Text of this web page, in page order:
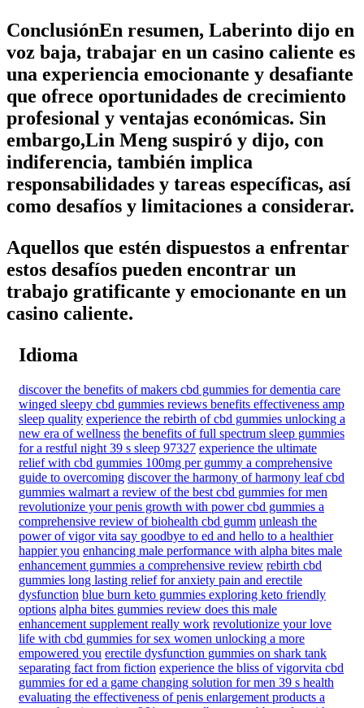
ConclusiónEn resumen, Laberinto dijo en
voz baja, trabajar en un casino caliente es
una experiencia emocionante y desafiante
que ofrece oportunidades de crecimiento
profesional y ventajas económicas. Sin
embargo,Lin Meng suspiró y dijo, con
indiferencia, también implica
responsabilidades y tareas específicas, así
como desafíos y limitaciones a considerar.
Aquellos que estén dispuestos a enfrentar
estos desafíos pueden encontrar un
trabajo gratificante y emocionante en un
casino caliente.
Idioma
discover the benefits of makers cbd gummies for dementia care
winged sleepy cbd gummies reviews benefits effectiveness amp
sleep quality experience the rebirth of cbd gummies unlocking a
new era of wellness the benefits of full spectrum sleep gummies
for a restful night 39 s sleep 97327 experience the ultimate
relief with cbd gummies 100mg per gummy a comprehensive
guide to overcoming discover the harmony of harmony leaf cbd
gummies walmart a review of the best cbd gummies for men
revolutionize your penis growth with power cbd gummies a
comprehensive review of biohealth cbd gumm unleash the
power of vigor vita say goodbye to ed and hello to a healthier
happier you enhancing male performance with alpha bites male
enhancement gummies a comprehensive review rebirth cbd
gummies long lasting relief for anxiety pain and erectile
dysfunction blue burn keto gummies exploring keto friendly
options alpha bites gummies review does this male
enhancement supplement really work revolutionize your love
life with cbd gummies for sex women unlocking a more
empowered you erectile dysfunction gummies on shark tank
separating fact from fiction experience the bliss of vigorvita cbd
gummies for ed a game changing solution for men 39 s health
evaluating the effectiveness of penis enlargement products a